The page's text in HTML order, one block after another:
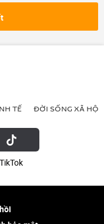
TẾ ĐỜI SỐNG XÃ HỘI
ТikТоk